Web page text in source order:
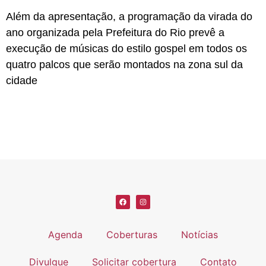
Além da apresentação, a programação da virada do
ano organizada pela Prefeitura do Rio prevê a
execução de músicas do estilo gospel em todos os
quatro palcos que serão montados na zona sul da
cidade
Agenda Coberturas Notícias
Divulgue Solicitar cobertura Contato